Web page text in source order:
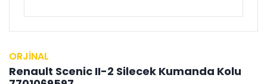
ORJİNAL
Renault Scenic II-2 Silecek Kumanda Kolu